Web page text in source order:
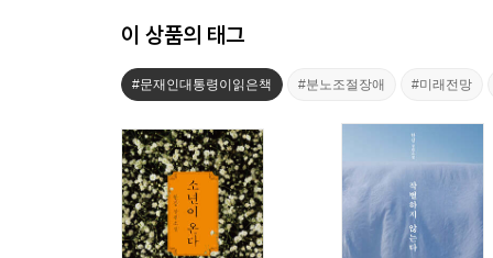
이 상품의 태그
#문재인대통령이읽은책 #분노조절장애 #미래전망